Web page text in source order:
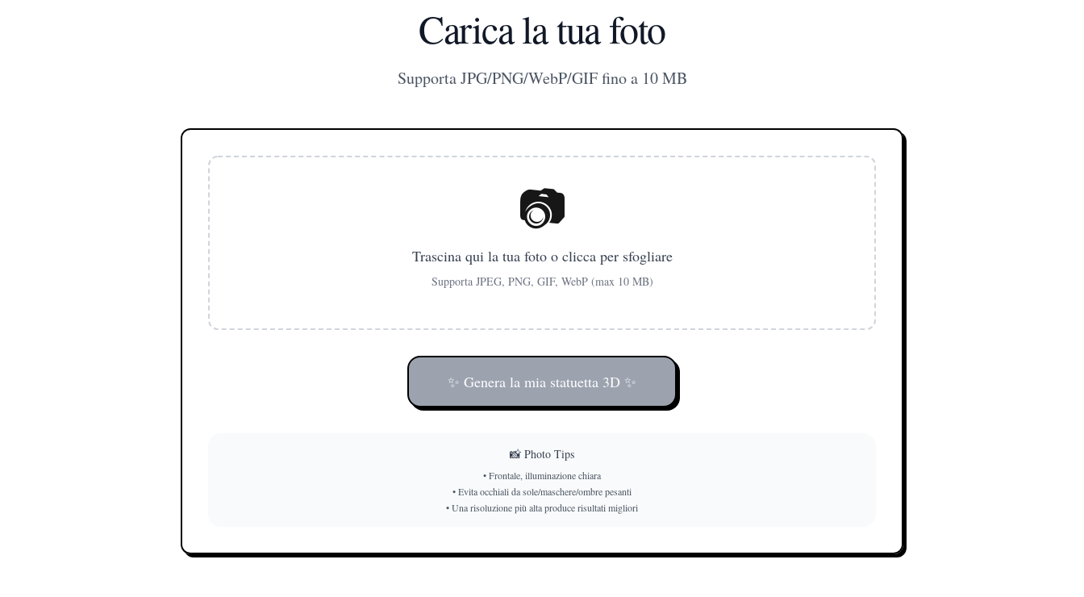
Carica la tua foto
Supporta JPG/PNG/WebP/GIF fino a 10 MB
📷
Trascina qui la tua foto o clicca per sfogliare
Supporta JPEG, PNG, GIF, WebP (max 10 MB)
✨ Genera la mia statuetta 3D ✨
📸 Photo Tips
•Frontale, illuminazione chiara
•Evita occhiali da sole/maschere/ombre pesanti
•Una risoluzione più alta produce risultati migliori